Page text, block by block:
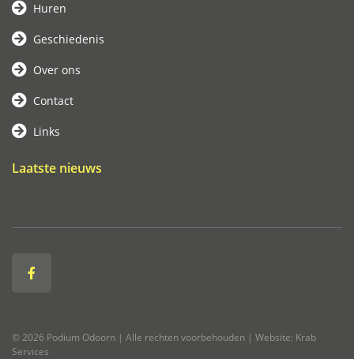
Huren
Geschiedenis
Over ons
Contact
Links
Laatste nieuws
© 2026 Podium Odoorn | Alle rechten voorbehouden | Website: Krab
Services